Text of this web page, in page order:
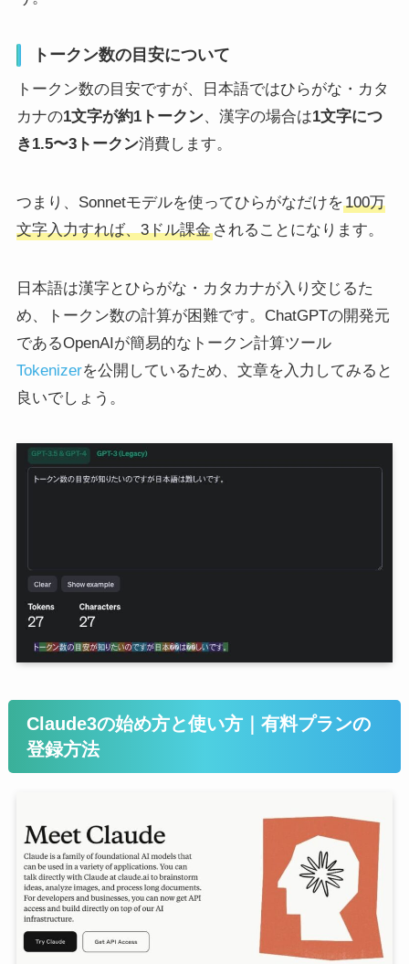
トークン数の目安について
トークン数の目安ですが、日本語ではひらがな・カタ
カナの1文字が約1トークン、漢字の場合は1文字につ
き1.5〜3トークン消費します。
つまり、Sonnetモデルを使ってひらがなだけを100万
文字入力すれば、3ドル課金されることになります。
日本語は漢字とひらがな・カタカナが入り交じるた
め、トークン数の計算が困難です。ChatGPTの開発元
であるOpenAIが簡易的なトークン計算ツール
Tokenizerを公開しているため、文章を入力してみると
良いでしょう。
Claude3の始め方と使い方｜有料プランの
登録方法